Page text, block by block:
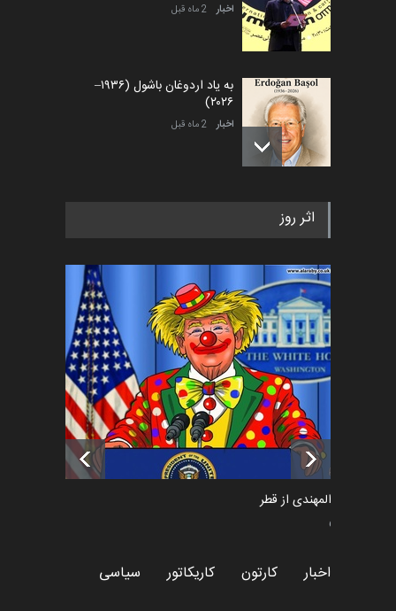
اخبار 2 ماه قبل
به یاد اردوغان باشول (۱۹۳۶–
۲۰۲۶)
اخبار 2 ماه قبل
رویداد کارگاهی کارتون و پوستر
اخبار 5 ماه قبل
فراخوان رویداد کارگاهی کارتون و
پوستر "ایران سربل…
اخبار 6 ماه قبل
تسلیت به همکار | سهراب خیری
اخبار 6 ماه قبل
اثر روز
سعد المهندی از قطر
سیاسی
اخبار کارتون کاریکاتور سیاسی